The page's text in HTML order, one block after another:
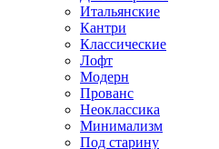
Итальянские
Кантри
Классические
Лофт
Модерн
Прованс
Неоклассика
Минимализм
Под старину